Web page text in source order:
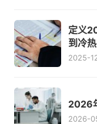
定义
到冷
2025-
2026
2026-